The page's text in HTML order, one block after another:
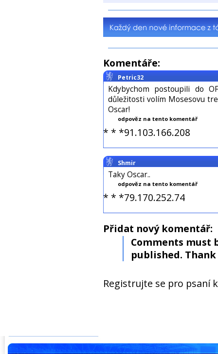
Komentáře:
Petric32
Kdybychom postoupili do
důležitosti volím Mosesovu
Oscar!
odpověz na tento komentář
* * *91.103.166.208
Shmir
Taky Oscar..
odpověz na tento komentář
* * *79.170.252.74
Přidat nový komentář:
Comments must
published. Thank
Registrujte se pro psaní